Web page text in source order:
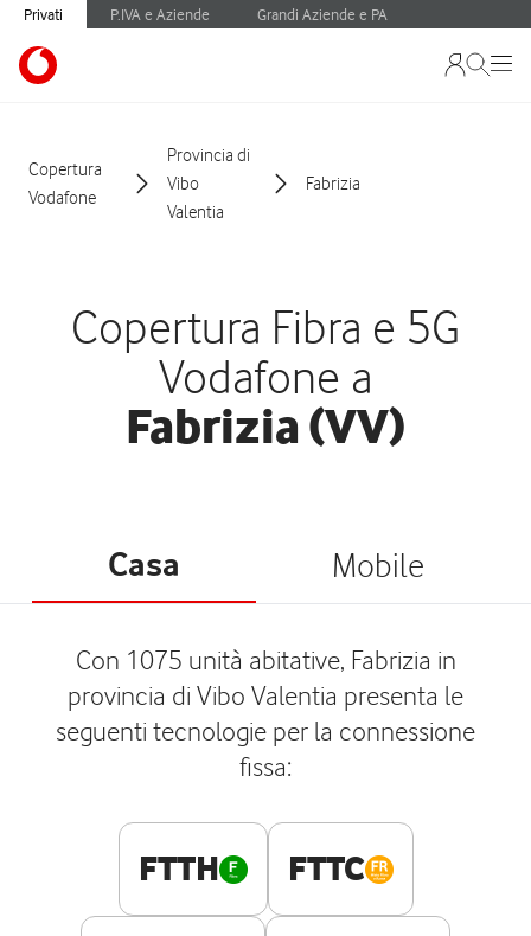
Privati P.IVA e Aziende Grandi Aziende e PA
Copertura
Vodafone
Provincia di
Vibo
Valentia
Fabrizia
Copertura Fibra e 5G
Vodafone a
Fabrizia (VV)
Casa Mobile
Con 1075 unità abitative, Fabrizia in
provincia di Vibo Valentia presenta le
seguenti tecnologie per la connessione
fissa:
FTTH FTTC